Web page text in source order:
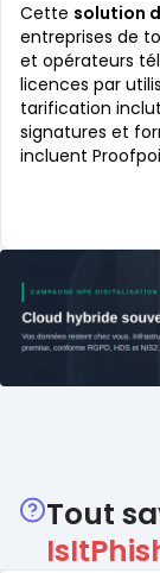
Cette solution
entreprises de
et opérateurs
licences par
tarification
signatures et
incluent
Tout